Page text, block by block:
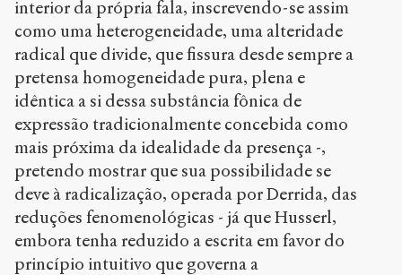
t
i
c
l
e
s
/
3
6
5
/
Copier la
référence
Chicago
interior da própria fala, inscrevendo-se assim
como uma heterogeneidade, uma alteridade
radical que divide, que fissura desde sempre a
pretensa homogeneidade pura, plena e
idêntica a si dessa substância fônica de
expressão tradicionalmente concebida como
mais próxima da idealidade da presença -,
pretendo mostrar que sua possibilidade se
deve à radicalização, operada por Derrida, das
reduções fenomenológicas - já que Husserl,
embora tenha reduzido a escrita em favor do
princípio intuitivo que governa a